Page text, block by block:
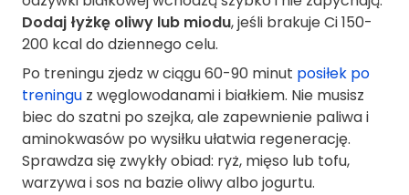
Dodaj łyżkę oliwy lub miodu, jeśli brakuje Ci 150-
200 kcal do dziennego celu.
Po treningu zjedz w ciągu 60-90 minut posiłek po
treningu z węglowodanami i białkiem. Nie musisz
biec do szatni po szejka, ale zapewnienie paliwa i
aminokwasów po wysiłku ułatwia regenerację.
Sprawdza się zwykły obiad: ryż, mięso lub tofu,
warzywa i sos na bazie oliwy albo jogurtu.